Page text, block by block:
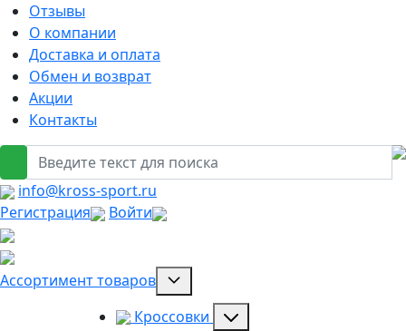
Отзывы
О компании
Доставка и оплата
Обмен и возврат
Акции
Контакты
info@kross-sport.ru
Регистрация
Войти
Ассортимент товаров
Кроссовки